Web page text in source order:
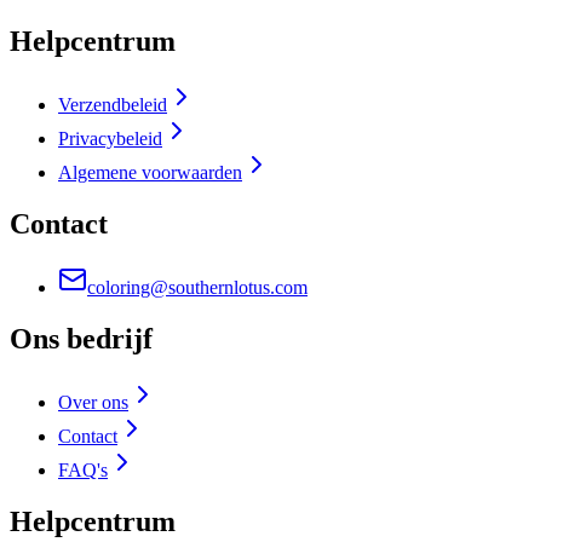
Helpcentrum
Verzendbeleid
Privacybeleid
Algemene voorwaarden
Contact
coloring@southernlotus.com
Ons bedrijf
Over ons
Contact
FAQ's
Helpcentrum